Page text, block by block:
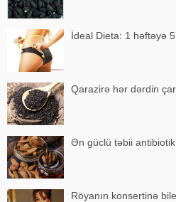
İdeal Dieta: 1 həftəyə 5
Qarazirə hər dərdin
Ən güclü təbii
Röyanın konsertinə